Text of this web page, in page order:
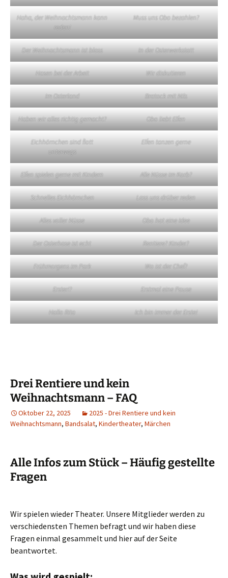
Haha, der Weihnachtsmann kann
reden!
Muss uns Obo bezahlen?
Der Weihnachtsmann ist blass In der Osterwerkstatt
Hasen bei der Arbeit Wir diskutieren
Im Osterland Bratock mit Nils
Haben wir alles richtig gemacht? Obo liebt Elfen
Eichhörnchen sind flott
unterwegs
Elfen tanzen gerne
Elfen spielen gerne mit Kindern Alle Nüsse im Korb?
Schnelles Eichhörnchen Lass uns drüber reden
Alles voller Nüsse Obo hat eine Idee
Der Osterhase ist echt Rentiere? Kinder?
Frühmorgens im Park Wo ist der Chef?
Erster!? Erstmal eine Pause
Hallo Rita Ich bin immer der Erste!
Drei Rentiere und kein
Weihnachtsmann – FAQ
Oktober 22, 2025
2025 - Drei Rentiere und kein
Weihnachtsmann, Bandsalat, Kindertheater, Märchen
Alle Infos zum Stück – Häufig gestellte
Fragen
Wir spielen wieder Theater. Unsere Mitglieder werden zu
verschiedensten Themen befragt und wir haben diese
Fragen einmal gesammelt und hier auf der Seite
beantwortet.